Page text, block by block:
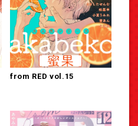
from RED vol.15